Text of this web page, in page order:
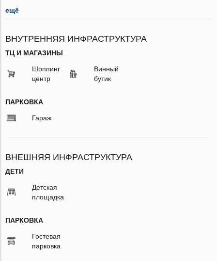
ещё
ВНУТРЕННЯЯ ИНФРАСТРУКТУРА
ТЦ И МАГАЗИНЫ
Шоппинг
центр
Винный
бутик
ПАРКОВКА
Гараж
ВНЕШНЯЯ ИНФРАСТРУКТУРА
ДЕТИ
Детская
площадка
ПАРКОВКА
Гостевая
парковка